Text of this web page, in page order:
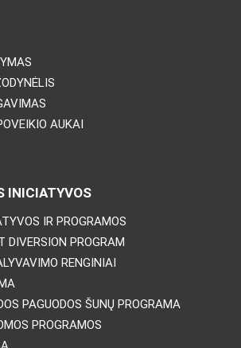
AUKAI
INICIATYVOS
IR PROGRAMOS
DIVERSION PROGRAM
RENGINIAI
PAGUODOS ŠUNŲ PROGRAMA
PROGRAMOS